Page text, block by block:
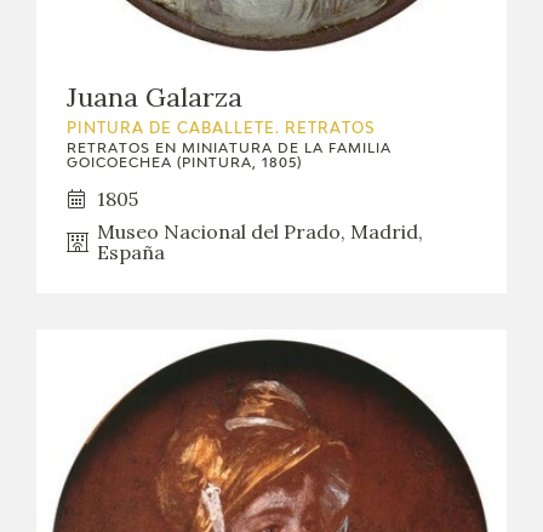
Juana Galarza
PINTURA DE CABALLETE. RETRATOS
RETRATOS EN MINIATURA DE LA FAMILIA
GOICOECHEA (PINTURA, 1805)
1805
Museo Nacional del Prado, Madrid,
España